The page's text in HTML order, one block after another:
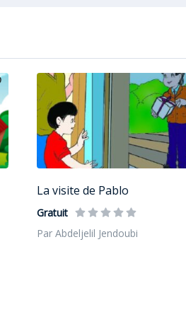
La visite de Pablo
Gratuit
Par Abdeljelil Jendoubi